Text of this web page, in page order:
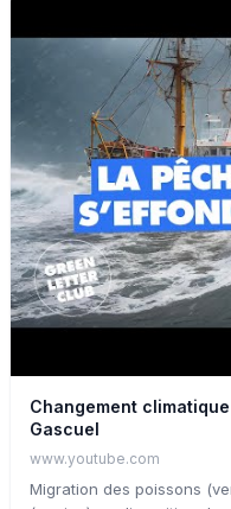
Perlière. Nous allons
les étapes de son cycle
de la FDAAPPMA29.
du Favot, récemment
référence du suivi, de
cette espèce menacée.
Changement
Gascuel
www.youtube.com
Migration des poissons